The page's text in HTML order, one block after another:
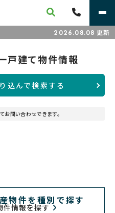
2026.08.08 更新
戸建て物件情報
込んで検索する
お問い合わせできます。
物件を種別で探す
件情報を探す